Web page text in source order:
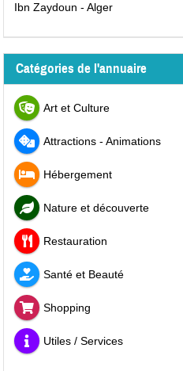
Ibn Zaydoun - Alger
Catégories de l'annuaire
Art et Culture
Attractions - Animations
Hébergement
Nature et découverte
Restauration
Santé et Beauté
Shopping
Utiles / Services